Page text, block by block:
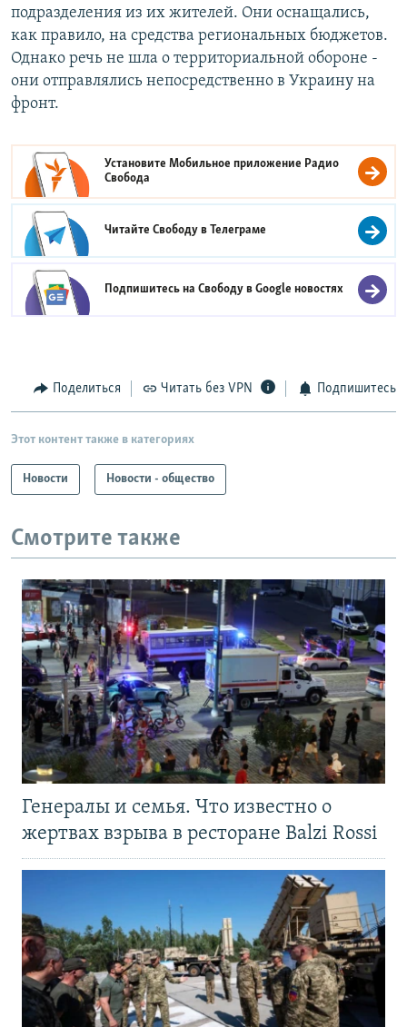
подразделения из их жителей. Они оснащались,
как правило, на средства региональных бюджетов.
Однако речь не шла о территориальной обороне -
они отправлялись непосредственно в Украину на
фронт.
Установите Мобильное приложение Радио
Свобода
Читайте Свободу вТелеграме
Подпишитесь на Свободу вGoogle новостях
Поделиться Читать без VPN Подпишитесь
Этот контент также в категориях
Новости Новости - общество
Смотрите также
Генералы и семья. Что известно о
жертвах взрыва в ресторане Balzi Rossi